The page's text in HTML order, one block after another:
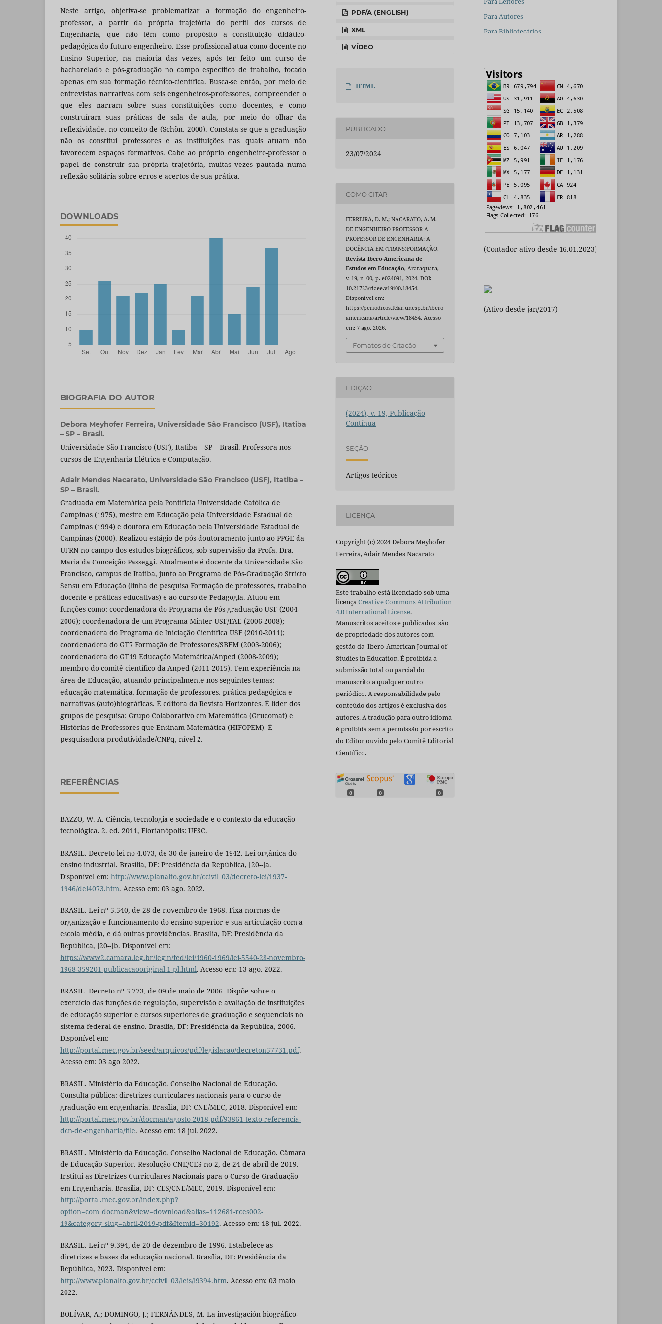
Neste artigo, objetiva-se problematizar a formação do engenheiro-
professor, a partir da própria trajetória do perfil dos cursos de
Engenharia, que não têm como propósito a constituição didático-
pedagógica do futuro engenheiro. Esse profissional atua como docente no
Ensino Superior, na maioria das vezes, após ter feito um curso de
bacharelado e pós-graduação no campo específico de trabalho, focado
apenas em sua formação técnico-científica. Busca-se então, por meio de
entrevistas narrativas com seis engenheiros-professores, compreender o
que eles narram sobre suas constituições como docentes, e como
construíram suas práticas de sala de aula, por meio do olhar da
reflexividade, no conceito de (Schön, 2000). Constata-se que a graduação
não os constitui professores e as instituições nas quais atuam não
favorecem espaços formativos. Cabe ao próprio engenheiro-professor o
papel de construir sua própria trajetória, muitas vezes pautada numa
reflexão solitária sobre erros e acertos de sua prática.
DOWNLOADS
BIOGRAFIA DO AUTOR
Debora Meyhofer Ferreira, Universidade São Francisco (USF), Itatiba
– SP – Brasil.
Universidade São Francisco (USF), Itatiba – SP – Brasil. Professora nos
cursos de Engenharia Elétrica e Computação.
Adair Mendes Nacarato, Universidade São Francisco (USF), Itatiba –
SP – Brasil.
Graduada em Matemática pela Pontifícia Universidade Católica de
Campinas (1975), mestre em Educação pela Universidade Estadual de
Campinas (1994) e doutora em Educação pela Universidade Estadual de
Campinas (2000). Realizou estágio de pós-doutoramento junto ao PPGE da
UFRN no campo dos estudos biográficos, sob supervisão da Profa. Dra.
Maria da Conceição Passeggi. Atualmente é docente da Universidade São
Francisco, campus de Itatiba, junto ao Programa de Pós-Graduação Stricto
Sensu em Educação (linha de pesquisa Formação de professores, trabalho
docente e práticas educativas) e ao curso de Pedagogia. Atuou em
funções como: coordenadora do Programa de Pós-graduação USF (2004-
2006); coordenadora de um Programa Minter USF/FAE (2006-2008);
coordenadora do Programa de Iniciação Científica USF (2010-2011);
coordenadora do GT7 Formação de Professores/SBEM (2003-2006);
coordenadora do GT19 Educação Matemática/Anped (2008-2009);
membro do comitê científico da Anped (2011-2015). Tem experiência na
área de Educação, atuando principalmente nos seguintes temas:
educação matemática, formação de professores, prática pedagógica e
narrativas (auto)biográficas. É editora da Revista Horizontes. É líder dos
grupos de pesquisa: Grupo Colaborativo em Matemática (Grucomat) e
Histórias de Professores que Ensinam Matemática (HIFOPEM). É
pesquisadora produtividade/CNPq, nível 2.
REFERÊNCIAS
BAZZO, W. A. Ciência, tecnologia e sociedade e o contexto da educação
tecnológica. 2. ed. 2011, Florianópolis: UFSC.
BRASIL. Decreto-lei no 4.073, de 30 de janeiro de 1942. Lei orgânica do
ensino industrial. Brasília, DF: Presidência da República, [20--]a.
Disponível em: http://www.planalto.gov.br/ccivil_03/decreto-lei/1937-
1946/del4073.htm. Acesso em: 03 ago. 2022.
BRASIL. Lei nº 5.540, de 28 de novembro de 1968. Fixa normas de
organização e funcionamento do ensino superior e sua articulação com a
escola média, e dá outras providências. Brasília, DF: Presidência da
República, [20--]b. Disponível em:
https://www2.camara.leg.br/legin/fed/lei/1960-1969/lei-5540-28-novembro-
1968-359201-publicacaooriginal-1-pl.html. Acesso em: 13 ago. 2022.
BRASIL. Decreto nº 5.773, de 09 de maio de 2006. Dispõe sobre o
exercício das funções de regulação, supervisão e avaliação de instituições
de educação superior e cursos superiores de graduação e sequenciais no
sistema federal de ensino. Brasília, DF: Presidência da República, 2006.
Disponível em:
http://portal.mec.gov.br/seed/arquivos/pdf/legislacao/decreton57731.pdf.
Acesso em: 03 ago 2022.
BRASIL. Ministério da Educação. Conselho Nacional de Educação.
Consulta pública: diretrizes curriculares nacionais para o curso de
graduação em engenharia. Brasília, DF: CNE/MEC, 2018. Disponível em:
http://portal.mec.gov.br/docman/agosto-2018-pdf/93861-texto-referencia-
dcn-de-engenharia/file. Acesso em: 18 jul. 2022.
BRASIL. Ministério da Educação. Conselho Nacional de Educação. Câmara
de Educação Superior. Resolução CNE/CES no 2, de 24 de abril de 2019.
Institui as Diretrizes Curriculares Nacionais para o Curso de Graduação
em Engenharia. Brasília, DF: CES/CNE/MEC, 2019. Disponível em:
http://portal.mec.gov.br/index.php?
option=com_docman&view=download&alias=112681-rces002-
19&category_slug=abril-2019-pdf&Itemid=30192. Acesso em: 18 jul. 2022.
BRASIL. Lei nº 9.394, de 20 de dezembro de 1996. Estabelece as
diretrizes e bases da educação nacional. Brasília, DF: Presidência da
República, 2023. Disponível em:
http://www.planalto.gov.br/ccivil_03/leis/l9394.htm. Acesso em: 03 maio
2022.
BOLÍVAR, A.; DOMINGO, J.; FERNÁNDES, M. La investigación biográfico-
PDF/A (ENGLISH)
XML
VÍDEO
HTML
PUBLICADO
23/07/2024
COMO CITAR
FERREIRA, D. M.; NACARATO, A. M.
DE ENGENHEIRO-PROFESSOR A
PROFESSOR DE ENGENHARIA: A
DOCÊNCIA EM (TRANS)FORMAÇÃO.
Revista Ibero-Americana de
Estudos em Educação, Araraquara,
v. 19, n. 00, p. e024091, 2024. DOI:
10.21723/riaee.v19i00.18454.
Disponível em:
https://periodicos.fclar.unesp.br/ibero
americana/article/view/18454. Acesso
em: 7 ago. 2026.
Fomatos de Citação
EDIÇÃO
(2024), v. 19, Publicação
Contínua
SEÇÃO
Artigos teóricos
LICENÇA
Copyright (c) 2024 Debora Meyhofer
Ferreira, Adair Mendes Nacarato
Este trabalho está licenciado sob uma
licençaCreative Commons Attribution
4.0 International License.
Manuscritos aceitos e publicados são
de propriedade dos autores com
gestão da Ibero-American Journal of
Studies in Education. É proibida a
submissão total ou parcial do
manuscrito a qualquer outro
periódico. A responsabilidade pelo
conteúdo dos artigos é exclusiva dos
autores. A tradução para outro idioma
é proibida sem a permissão por escrito
do Editor ouvido pelo Comitê Editorial
Científico.
0 0 0
Para Autores
Para Bibliotecários
(Contador ativo desde 16.01.2023)
(Ativo desde jan/2017)